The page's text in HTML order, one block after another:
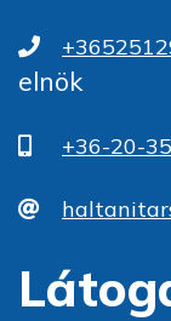
elnök
+36-20-